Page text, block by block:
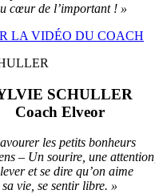
cœur de l’important ! »
LA VIDÉO DU COACH
SCHULLER
Coach Elveor
avourer les petits bonheurs
– Un sourire, une attention,
et se dire qu’on aime
sa vie, se sentir libre. »